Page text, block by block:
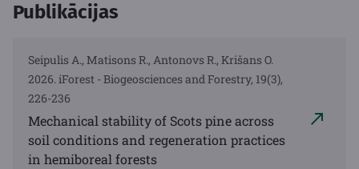
Publikācijas
Seipulis A., Matisons R., Antonovs R., Krišans O.
2026. iForest - Biogeosciences and Forestry, 19(3),
226-236
Mechanical stability of Scots pine across
soil conditions and regeneration practices
in hemiboreal forests